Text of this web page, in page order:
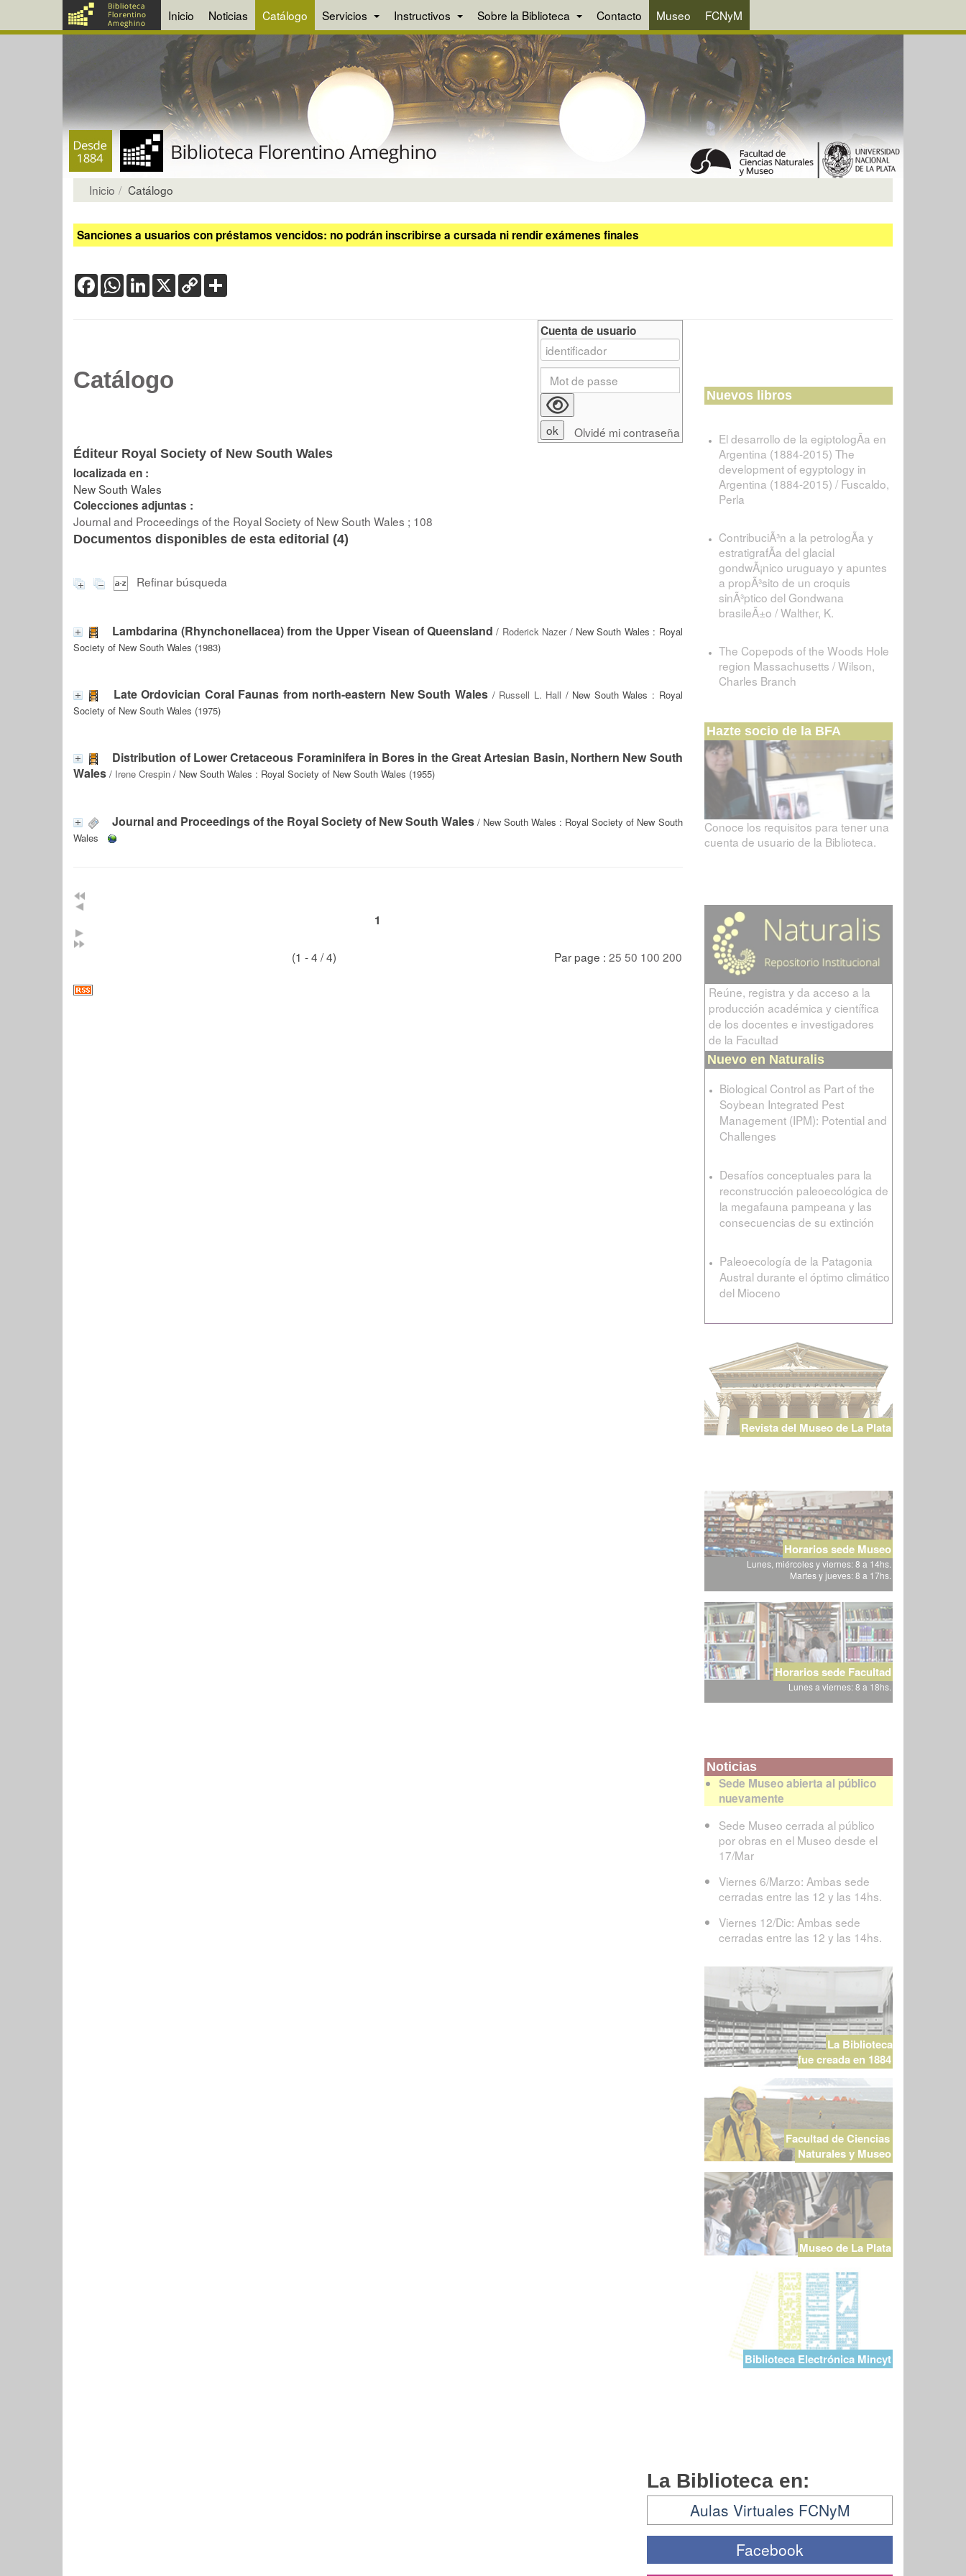
Inicio Noticias Catálogo Servicios Instructivos Sobre la Biblioteca Contacto Museo FCNyM
Inicio Catálogo
Sanciones a usuarios con préstamos vencidos: no podrán inscribirse a cursada ni rendir exámenes finales
FacebookWhatsApp
LinkedIn
X Copy
Link
Catálogo
Éditeur Royal Society of New South Wales
localizada en :
New South Wales
Colecciones adjuntas :
Journal and Proceedings of the Royal Society of New South Wales ; 108
Documentos disponibles de esta editorial (4)
Refinar búsqueda
Lambdarina (Rhynchonellacea) from the Upper Visean of Queensland / Roderick Nazer/ New South Wales : Royal
Society of New South Wales (1983)
Late Ordovician Coral Faunas from north-eastern New South Wales/ Russell L. Hall / New South Wales : Royal
Society of New South Wales (1975)
Distribution of Lower Cretaceous Foraminifera in Bores in the Great Artesian Basin, Northern New South
Wales / Irene Crespin / New South Wales : Royal Society of New South Wales (1955)
Journal and Proceedings of the Royal Society of New South Wales / New South Wales : Royal Society of New South
Wales
1
(1 - 4 / 4) Par page : 25 50 100 200
Cuenta de usuario
Olvidé mi contraseña
Nuevos libros
El desarrollo de la egiptologÃ­a en
Argentina (1884-2015) The
development of egyptology in
Argentina (1884-2015) / Fuscaldo,
Perla
ContribuciÃ³n a la petrologÃ­a y
estratigrafÃ­a del glacial
gondwÃ¡nico uruguayo y apuntes
a propÃ³sito de un croquis
sinÃ³ptico del Gondwana
brasileÃ±o / Walther, K.
The Copepods of the Woods Hole
region Massachusetts / Wilson,
Charles Branch
Hazte socio de la BFA
Conoce los requisitos para tener una
cuenta de usuario de la Biblioteca.
Reúne, registra y da acceso a la
producción académica y científica
de los docentes e investigadores
de la Facultad
Nuevo en Naturalis
Biological Control as Part of the
Soybean Integrated Pest
Management (IPM): Potential and
Challenges
Desafíos conceptuales para la
reconstrucción paleoecológica de
la megafauna pampeana y las
consecuencias de su extinción
Paleoecología de la Patagonia
Austral durante el óptimo climático
del Mioceno
Revista del Museo de La Plata
Horarios sede Museo
Lunes, miércoles y viernes: 8 a 14hs.
Martes y jueves: 8 a 17hs.
Horarios sede Facultad
Lunes a viernes: 8 a 18hs.
Noticias
Sede Museo abierta al público
nuevamente
Sede Museo cerrada al público
por obras en el Museo desde el
17/Mar
Viernes 6/Marzo: Ambas sede
cerradas entre las 12 y las 14hs.
Viernes 12/Dic: Ambas sede
cerradas entre las 12 y las 14hs.
La Biblioteca
fue creada en 1884
Facultad de Ciencias
Naturales y Museo
Museo de La Plata
Biblioteca Electrónica Mincyt
La Biblioteca en:
Aulas Virtuales FCNyM
Facebook